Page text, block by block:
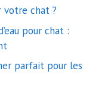
votre chat ?
pour chat :
parfait pour les